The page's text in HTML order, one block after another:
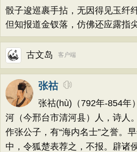
骰子逡巡裹手拈，无因得见玉
但知报道金钗落，仿佛还应露
古文岛 客户端
张祜
张祜(hù)（792年-854年
河（今邢台市清河县）人，诗人
作张公子，有“海内名士”之誉。
中，令狐楚表荐之，不报。辟诸